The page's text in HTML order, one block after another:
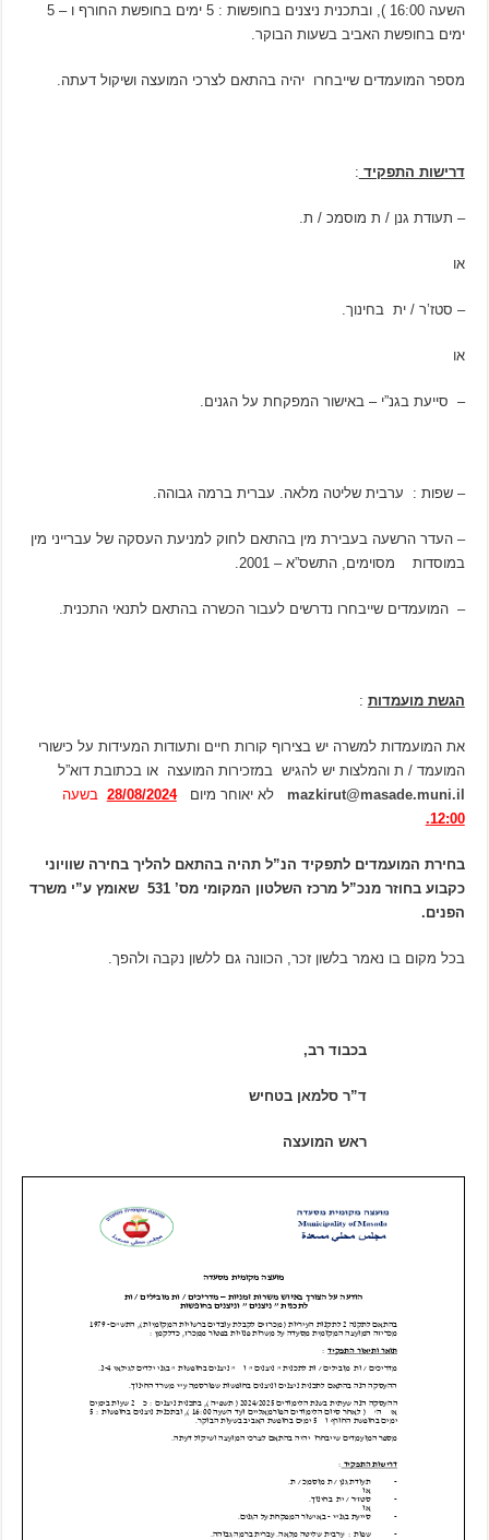
השעה 16:00 ), ובתכנית ניצנים בחופשות : 5 ימים בחופשת החורף ו – 5
ימים בחופשת האביב בשעות הבוקר.
מספר המועמדים שייבחרו יהיה בהתאם לצרכי המועצה ושיקול דעתה.
דרישות התפקיד :
– תעודת גנן / ת מוסמכ / ת.
או
– סטז’ר / ית בחינוך.
או
– סייעת בגנ”י – באישור המפקחת על הגנים.
– שפות : ערבית שליטה מלאה. עברית ברמה גבוהה.
– העדר הרשעה בעבירת מין בהתאם לחוק למניעת העסקה של עברייני מין
במוסדות מסוימים, התשס”א – 2001.
– המועמדים שייבחרו נדרשים לעבור הכשרה בהתאם לתנאי התכנית.
הגשת מועמדות :
את המועמדות למשרה יש בצירוף קורות חיים ותעודות המעידות על כישורי
המועמד / ת והמלצות יש להגיש במזכירות המועצה או בכתובת דוא”ל
mazkirut@masade.muni.il לא יאוחר מיום28/08/2024 בשעה
12:00.
בחירת המועמדים לתפקיד הנ”ל תהיה בהתאם להליך בחירה שוויוני
כקבוע בחוזר מנכ”ל מרכז השלטון המקומי מס’ 531 שאומץ ע”י משרד
הפנים.
בכל מקום בו נאמר בלשון זכר, הכוונה גם ללשון נקבה ולהפך.
בכבוד רב,
ד”ר סלמאן בטחיש
ראש המועצה